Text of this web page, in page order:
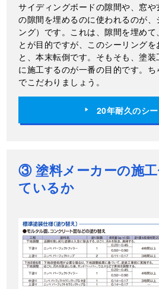
サイディングボードの隙間や、窓
の隙間を埋めるのに使われるのが
ング）です。これは、隙間を埋め
とが目的ですが、このシーリング
と、本末転倒です。そもそも、塗
に施工するのが一番の目的です。
でこだわりましょう。
20年耐久のシ
③ 塗料メーカーの施
ているか